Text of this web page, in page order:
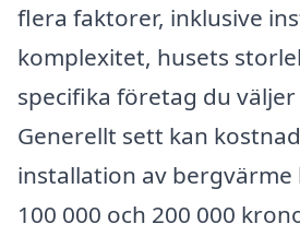
flera faktorer, inklusive
komplexitet, husets
specifika företag du
Generellt sett kan
installation av bergvärme
100 000 och 200 000